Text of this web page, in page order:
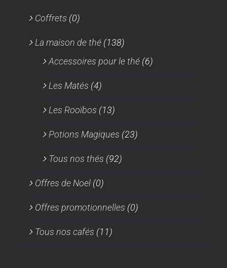
Coffrets (0)
La maison de thé (138)
Accessoires pour le thé (6)
Les Matés (4)
Les Rooïbos (13)
Potions Magiques (23)
Tous nos thés (92)
Offres de Noel (0)
Offres promotionnelles (0)
Tous nos cafés (11)